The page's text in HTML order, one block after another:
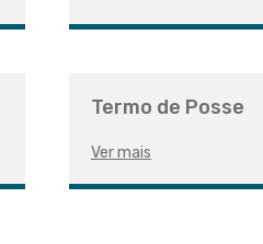
Termo de Posse
Ver mais